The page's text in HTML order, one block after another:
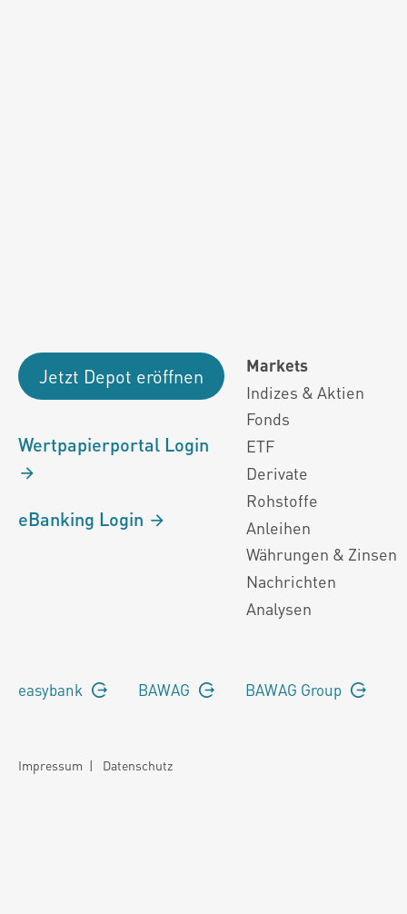
Jetzt Depot eröffnen
Wertpapierportal Login
eBanking Login
Markets
Indizes & Aktien
Fonds
ETF
Derivate
Rohstoffe
Anleihen
Währungen & Zinsen
Nachrichten
Analysen
easybank BAWAG BAWAG Group
Impressum | Datenschutz